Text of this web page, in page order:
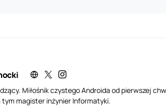
Miłośnik czystego Androida od pierwszej
tym magister inżynier Informatyki.